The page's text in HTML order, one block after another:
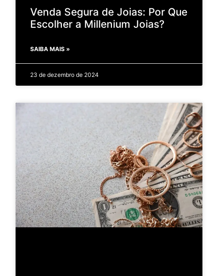
Venda Segura de Joias: Por Que
Escolher a Millenium Joias?
SAIBA MAIS »
23 de dezembro de 2024